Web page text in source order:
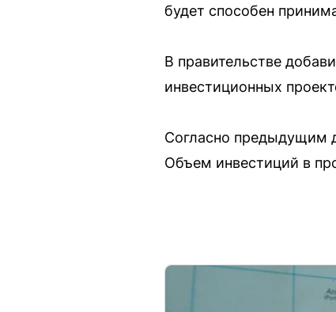
будет способен
В правительстве
инвестиционных
Согласно предыдущим
Объем инвестиций в